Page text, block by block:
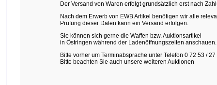
Der Versand von Waren erfolgt grundsätzlich erst nach
Nach dem Erwerb von EWB Artikel benötigen wir alle
Prüfung dieser Daten kann ein Versand erfolgen.
Sie können sich gerne die Waffen bzw. Auktionsartikel
in Östringen während der Ladenöffnungszeiten anschauen.
Bitte vorher um Terminabsprache unter Telefon 0 72 53 / 27
Bitte beachten Sie auch unsere weiteren Auktionen